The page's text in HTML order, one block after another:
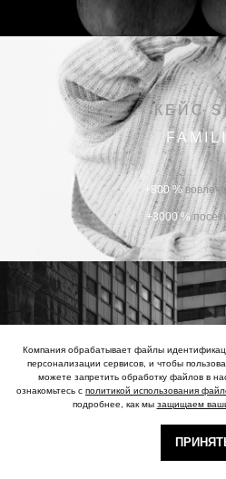
Компания обрабатывает файлы
персонализации сервисов, и чтобы
можете запретить обработку файлов в
ознакомьтесь с политикой использования
подробнее, как мы защищаем
КЕЙС
+800 %
+3000 %
ЖИЛОЙ